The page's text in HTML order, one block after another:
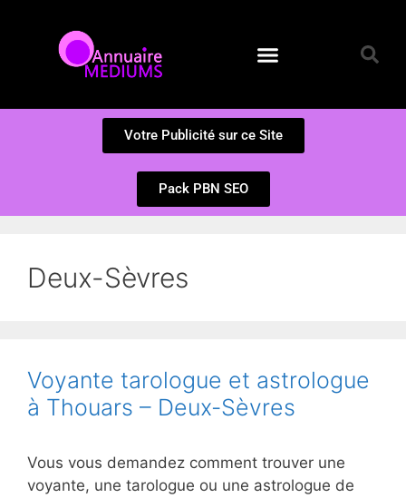
Votre Publicité sur ce Site
Pack PBN SEO
Deux-Sèvres
Voyante tarologue et astrologue
à Thouars – Deux-Sèvres
Vous vous demandez comment trouver une
voyante, une tarologue ou une astrologue de